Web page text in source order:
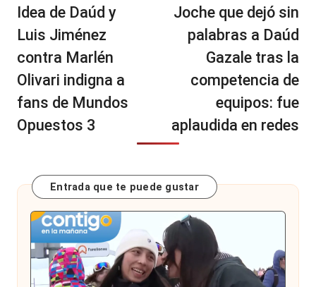
Idea de Daúd y
Luis Jiménez
contra Marlén
Olivari indigna a
fans de Mundos
Opuestos 3
Joche que dejó sin
palabras a Daúd
Gazale tras la
competencia de
equipos: fue
aplaudida en redes
Entrada que te puede gustar